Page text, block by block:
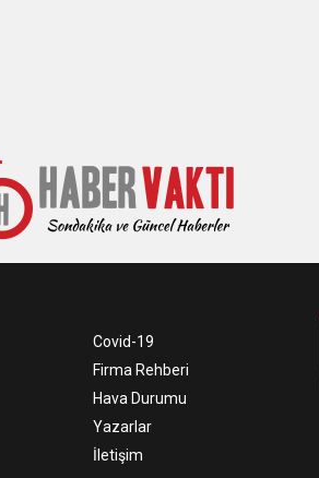
Covid-19
Firma Rehberi
Hava Durumu
Yazarlar
İletişim